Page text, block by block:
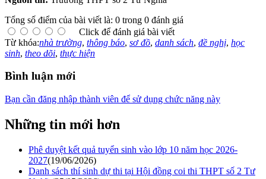
Tổng số điểm của bài viết là: 0 trong 0 đánh giá
Click để đánh giá bài viết
Từ khóa:nhà trường, thông báo, sơ đồ, danh sách, đề nghị, học
sinh, theo dõi, thực hiện
Bình luận mới
Bạn cần đăng nhập thành viên để sử dụng chức năng này
Những tin mới hơn
Phê duyệt kết quả tuyển sinh vào lớp 10 năm học 2026-
2027(19/06/2026)
Danh sách thí sinh dự thi tại Hội đồng coi thi THPT số 2 Tư